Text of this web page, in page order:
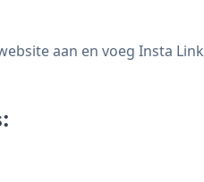
aan en voeg Insta